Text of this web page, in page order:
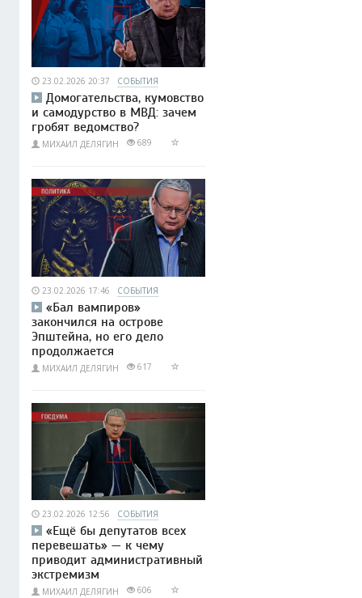
23.02.2026 20:37 СОБЫТИЯ
Домогательства, кумовство
и самодурство в МВД: зачем
гробят ведомство?
МИХАИЛ ДЕЛЯГИН 689
23.02.2026 17:46 СОБЫТИЯ
«Бал вампиров»
закончился на острове
Эпштейна, но его дело
продолжается
МИХАИЛ ДЕЛЯГИН 617
23.02.2026 12:56 СОБЫТИЯ
«Ещё бы депутатов всех
перевешать» — к чему
приводит административный
экстремизм
МИХАИЛ ДЕЛЯГИН 606